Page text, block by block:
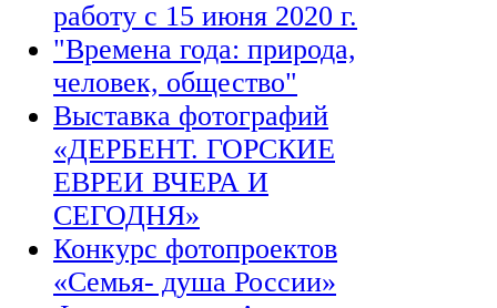
работу с 15 июня 2020 г.
"Времена года: природа,
человек, общество"
Выставка фотографий
«ДЕРБЕНТ. ГОРСКИЕ
ЕВРЕИ ВЧЕРА И
СЕГОДНЯ»
Конкурс фотопроектов
«Семья- душа России»